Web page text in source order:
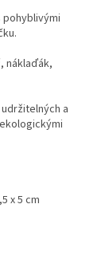
náklaďák,
a
x 5 cm